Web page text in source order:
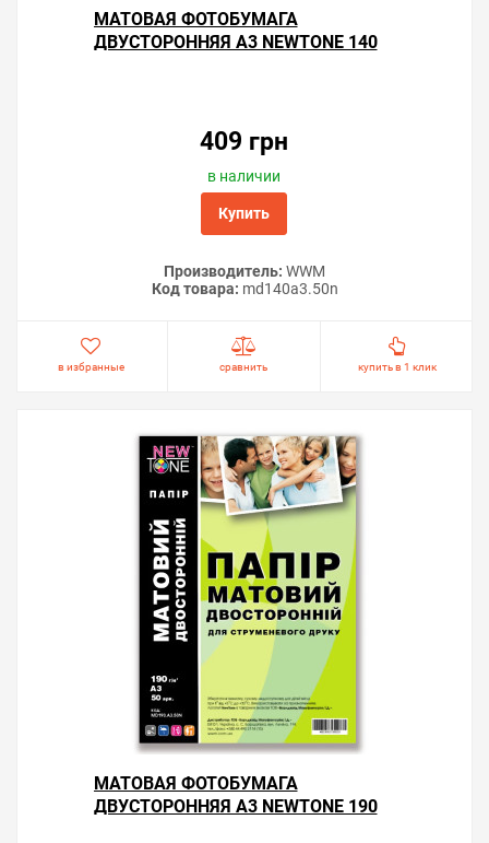
МАТОВАЯ ФОТОБУМАГА
ДВУСТОРОННЯЯ А3 NEWTONE 140
409 грн
в наличии
Купить
Производитель: WWM
Код товара: md140a3.50n
в избранные сравнить купить в 1 клик
МАТОВАЯ ФОТОБУМАГА
ДВУСТОРОННЯЯ А3 NEWTONE 190